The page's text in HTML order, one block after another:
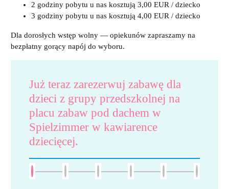
2 godziny pobytu u nas kosztują 3,00 EUR / dziecko
3 godziny pobytu u nas kosztują 4,00 EUR / dziecko
Dla dorosłych wstęp wolny — opiekunów zapraszamy na
bezpłatny gorący napój do wyboru.
Już teraz zarezerwuj zabawę dla
dzieci z grupy przedszkolnej na
placu zabaw pod dachem w
Spielzimmer w kawiarence
dziecięcej.